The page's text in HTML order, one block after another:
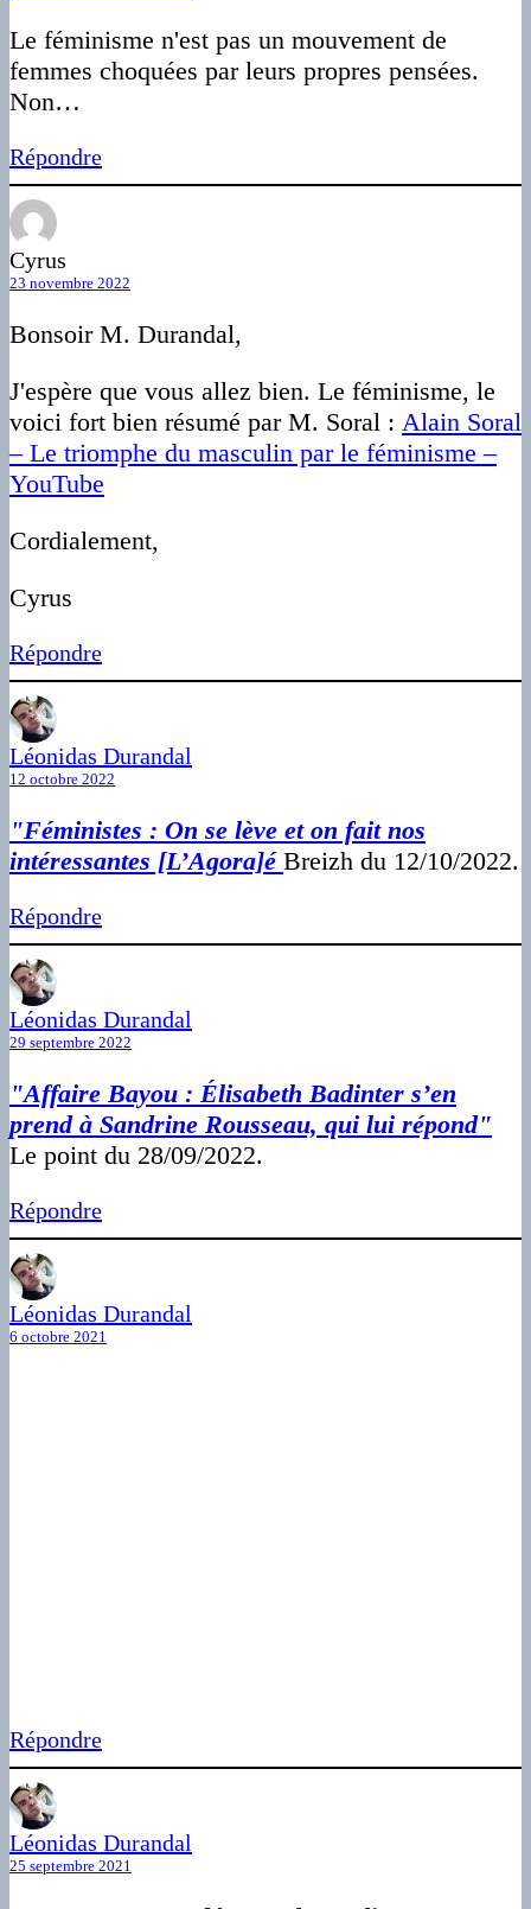
Le féminisme n'est pas un mouvement de
femmes choquées par leurs propres pensées.
Non…
Répondre
Cyrus
23 novembre 2022
Bonsoir M. Durandal,
J'espère que vous allez bien. Le féminisme, le
voici fort bien résumé par M. Soral : Alain Soral
– Le triomphe du masculin par le féminisme –
YouTube
Cordialement,
Cyrus
Répondre
Léonidas Durandal
12 octobre 2022
"Féministes : On se lève et on fait nos
intéressantes [L’Agora]é Breizh du 12/10/2022.
Répondre
Léonidas Durandal
29 septembre 2022
"Affaire Bayou : Élisabeth Badinter s’en
prend à Sandrine Rousseau, qui lui répond"
Le point du 28/09/2022.
Répondre
Léonidas Durandal
6 octobre 2021
Répondre
Léonidas Durandal
25 septembre 2021